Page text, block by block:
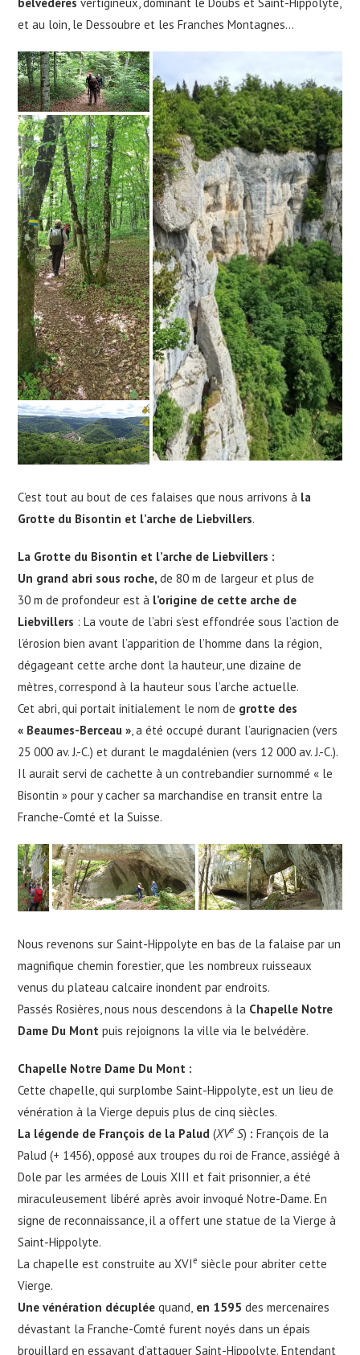
et au loin, le Dessoubre et les Franches Montagnes…
C’est tout au bout de ces falaises que nous arrivons à la
Grotte du Bisontin et l’arche de Liebvillers.
La Grotte du Bisontin et l’arche de Liebvillers :
Un grand abri sous roche,de 80 m de largeur et plus de
30 m de profondeur est à l’origine de cette arche de
Liebvillers : La voute de l’abri s’est effondrée sous l’action de
l’érosion bien avant l’apparition de l’homme dans la région,
dégageant cette arche dont la hauteur, une dizaine de
mètres, correspond à la hauteur sous l’arche actuelle.
Cet abri, qui portait initialement le nom de grotte des
« Beaumes-Berceau », a été occupé durant l’aurignacien (vers
25 000 av. J.-C.) et durant le magdalénien (vers 12 000 av. J.-C.).
Il aurait servi de cachette à un contrebandier surnommé « le
Bisontin » pour y cacher sa marchandise en transit entre la
Franche-Comté et la Suisse.
Nous revenons sur Saint-Hippolyte en bas de la falaise par un
magnifique chemin forestier, que les nombreux ruisseaux
venus du plateau calcaire inondent par endroits.
Passés Rosières, nous nous descendons à la Chapelle Notre
Dame Du Mont puis rejoignons la ville via le belvédère.
Chapelle Notre Dame Du Mont :
Cette chapelle, qui surplombe Saint-Hippolyte, est un lieu de
vénération à la Vierge depuis plus de cinq siècles.
La légende de François de la Palud(XVe S) :François de la
Palud (+ 1456), opposé aux troupes du roi de France, assiégé à
Dole par les armées de Louis XIII et fait prisonnier, a été
miraculeusement libéré après avoir invoqué Notre-Dame. En
signe de reconnaissance, il a offert une statue de la Vierge à
Saint-Hippolyte.
La chapelle est construite au XVIe siècle pour abriter cette
Vierge.
Une vénération décupléequand, en 1595des mercenaires
dévastant la Franche-Comté furent noyés dans un épais
brouillard en essayant d’attaquer Saint-Hippolyte. Entendant